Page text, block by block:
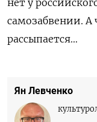
нет у
самозабвении. А
рассыпается…
Ян Левченко